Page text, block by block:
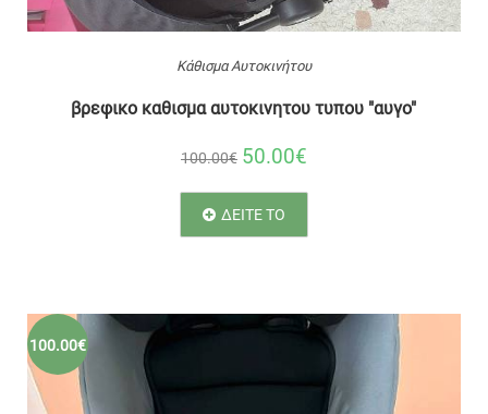
Κάθισμα Αυτοκινήτου
βρεφικο καθισμα αυτοκινητου τυπου "αυγο"
100.00€ 50.00€
ΔΕΙΤΕ ΤΟ
100.00€